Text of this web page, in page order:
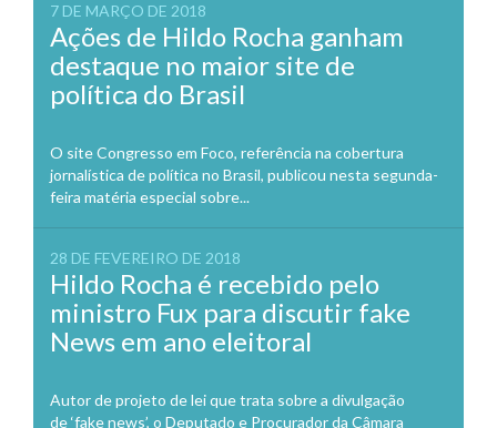
7 DE MARÇO DE 2018
Ações de Hildo Rocha ganham
destaque no maior site de
política do Brasil
O site Congresso em Foco, referência na cobertura
jornalística de política no Brasil, publicou nesta segunda-
feira matéria especial sobre...
28 DE FEVEREIRO DE 2018
Hildo Rocha é recebido pelo
ministro Fux para discutir fake
News em ano eleitoral
Autor de projeto de lei que trata sobre a divulgação
de ‘fake news’, o Deputado e Procurador da Câmara